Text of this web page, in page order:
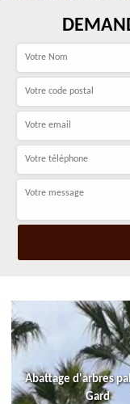
Abattage d'arbres
Gard